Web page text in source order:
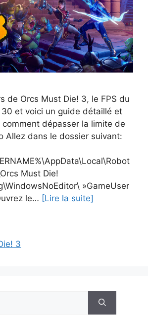
de Orcs Must Die! 3, le FPS du
et voici un guide détaillé et
dépasser la limite de
Allez dans le dossier suivant:
Must Die!
»GameUser
le… [Lire la suite]
3